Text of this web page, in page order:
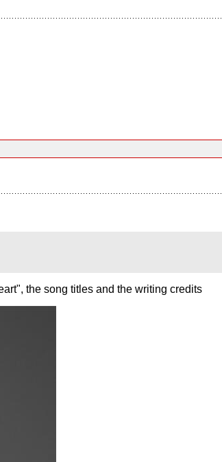
the song titles and the writing credits